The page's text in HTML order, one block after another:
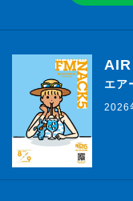
エア
2026